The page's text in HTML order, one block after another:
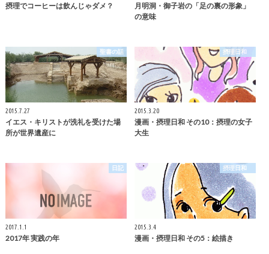
摂理でコーヒーは飲んじゃダメ？
月明洞・御子岩の「足の裏の形象」
の意味
聖書の話
2015.7.27
イエス・キリストが洗礼を受けた場
所が世界遺産に
摂理日和
2015.3.20
漫画・摂理日和 その10：摂理の女子
大生
日記
2017.1.1
2017年 実践の年
摂理日和
2015.3.4
漫画・摂理日和 その5：絵描き